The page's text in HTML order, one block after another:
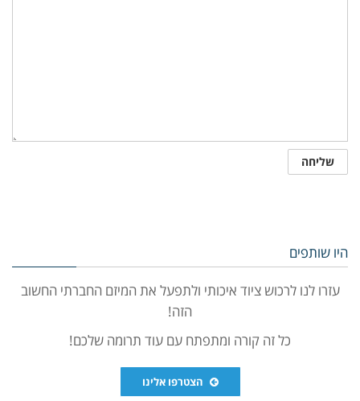
היו שותפים
עזרו לנו לרכוש ציוד איכותי ולתפעל את המיזם החברתי החשוב
הזה!
כל זה קורה ומתפתח עם עוד תרומה שלכם!
הצטרפו אלינו